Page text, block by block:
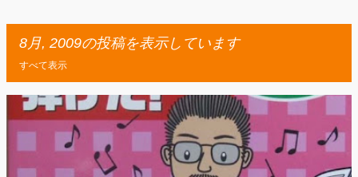
8月, 2009の投稿を表示しています
すべて表示
投
稿